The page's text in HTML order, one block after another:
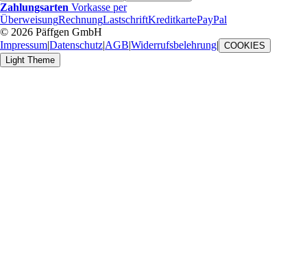
Zahlungsarten Vorkasse per
ÜberweisungRechnungLastschriftKreditkartePayPal
© 2026 Päffgen GmbH
Impressum|Datenschutz|AGB|Widerrufsbelehrung| COOKIES
Light Theme